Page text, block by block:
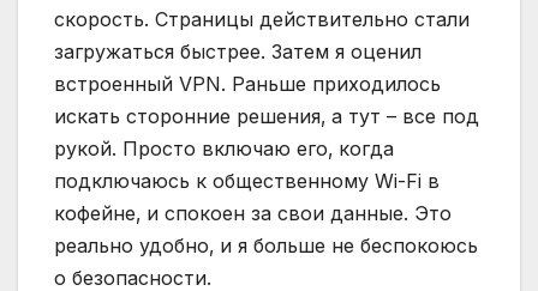
скорость. Страницы действительно стали
загружаться быстрее. Затем я оценил
встроенный VPN. Раньше приходилось
искать сторонние решения‚ а тут – все под
рукой. Просто включаю его‚ когда
подключаюсь к общественному Wi-Fi в
кофейне‚ и спокоен за свои данные. Это
реально удобно‚ и я больше не беспокоюсь
о безопасности.